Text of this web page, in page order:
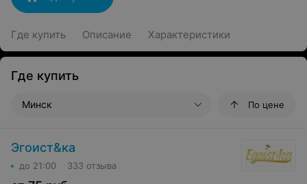
Где купить Описание Характеристики
Где купить
Минск По цене
Эгоист&ка
до 21:00 333 отзыва